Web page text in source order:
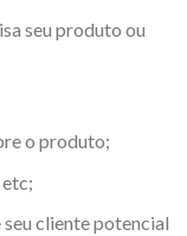
seu produto ou
o produto;
etc;
cliente potencial